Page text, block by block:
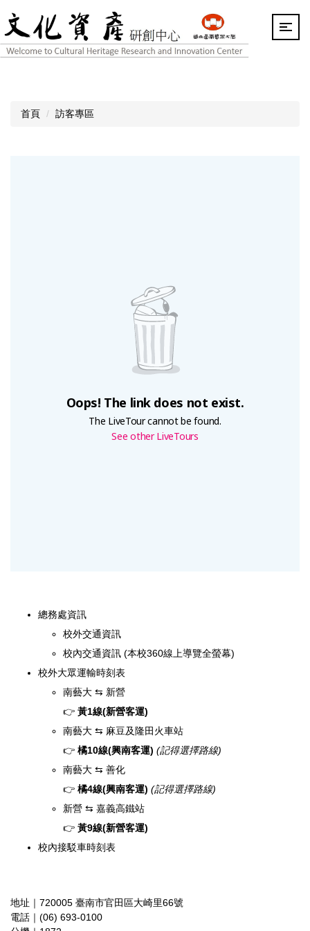
到
主
要
首頁
訪客專區
總務處資訊
校外交通資訊
校內交通資訊 (本校360線上導覽全螢幕)
校外大眾運輸時刻表
南藝大 ⇆ 新營
👉 黃1線(新營客運)
南藝大 ⇆ 麻豆及隆田火車站
👉 橘10線(興南客運) (記得選擇路線)
南藝大 ⇆ 善化
👉 橘4線(興南客運) (記得選擇路線)
新營 ⇆ 嘉義高鐵站
👉 黃9線(新營客運)
校內接駁車時刻表
地址｜720005 臺南市官田區大崎里66號
電話｜(06) 693-0100